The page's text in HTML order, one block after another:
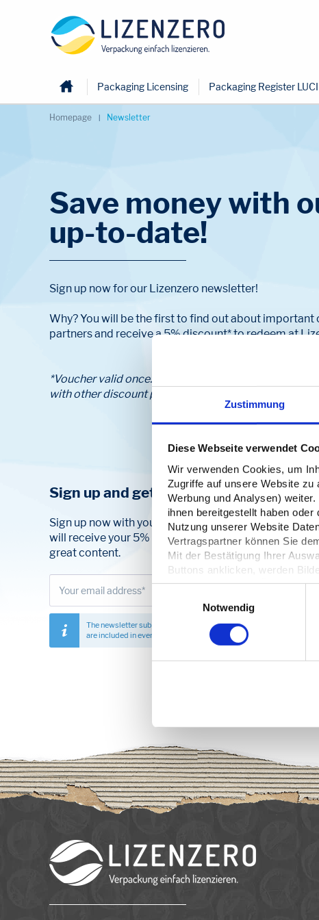
Zustimmung
Diese Webseite verwendet
Wir verwenden Cookies, um
Zugriffe auf unsere Website
Werbung und Analysen)
ihnen bereitgestellt haben
Nutzung unserer Website
Vertragspartner können Sie
Mit der Bestätigung Ihrer
Buttons anklicken, werden
Server übertragen. Über den
dazu erfahren Sie in unserer
Notwendig
Home Packaging Licensing Packaging Register
Homepage Newsletter
Save money with
up-to-date!
Sign up now for our Lizenzero newsletter!
Why? You will be the first to find out about
partners and receive a 5% discount* to redeem at
*Voucher valid once. Discount on the net value of
with other discount promotions. Subsequent
Sign up and get a discount:
Sign up now with your e-mail address. After
will receive your 5% Lizenzero voucher and can look
great content.
The newsletter subscription can be cancelled at any time with just
are included in every newsletter issue. In addition, our